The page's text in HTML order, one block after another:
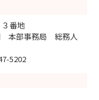
番地
本部事務局 総務人
5202